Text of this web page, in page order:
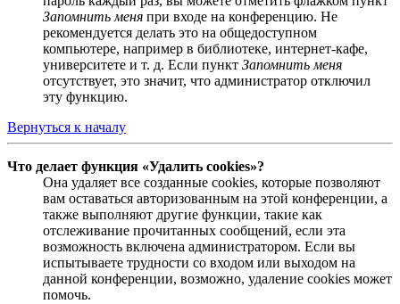
Запомнить меня при входе на конференцию. Не
рекомендуется делать это на общедоступном
компьютере, например в библиотеке, интернет-кафе,
университете и т. д. Если пункт Запомнить меня
отсутствует, это значит, что администратор отключил
эту функцию.
Вернуться к началу
Что делает функция «Удалить cookies»?
Она удаляет все созданные cookies, которые позволяют
вам оставаться авторизованным на этой конференции, а
также выполняют другие функции, такие как
отслеживание прочитанных сообщений, если эта
возможность включена администратором. Если вы
испытываете трудности со входом или выходом на
данной конференции, возможно, удаление cookies может
помочь.